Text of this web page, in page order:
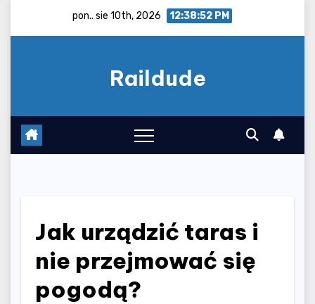
pon.. sie 10th, 2026 12:38:53 PM
Raildude
Jak urządzić taras i
nie przejmować się
pogodą?